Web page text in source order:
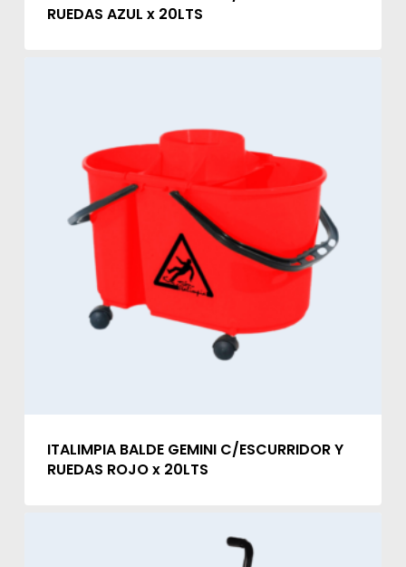
RUEDAS AZUL x 20LTS
ITALIMPIA BALDE GEMINI C/ESCURRIDOR Y
RUEDAS ROJO x 20LTS